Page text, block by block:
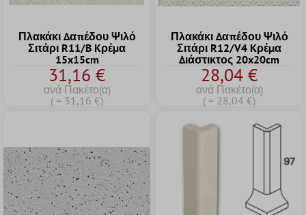
Πλακάκι Δαπέδου Ψιλό
Σιτάρι R11/B Kρέμα
15x15cm
31,16 €
ανά Πακέτο(α)
( = 31,16 €)
Πλακάκι Δαπέδου Ψιλό
Σιτάρι R12/V4 Kρέμα
Διάστικτος 20x20cm
28,04 €
ανά Πακέτο(α)
( = 28,04 €)